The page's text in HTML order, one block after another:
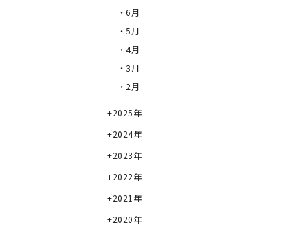
・6月
・5月
・4月
・3月
・2月
2025年
2024年
2023年
2022年
2021年
2020年